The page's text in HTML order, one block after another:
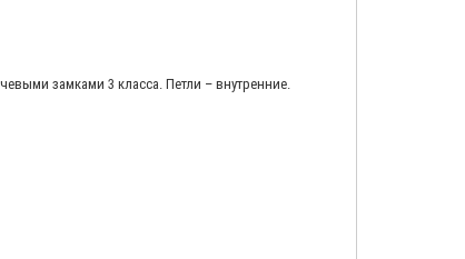
замками 3 класса. Петли – внутренние.